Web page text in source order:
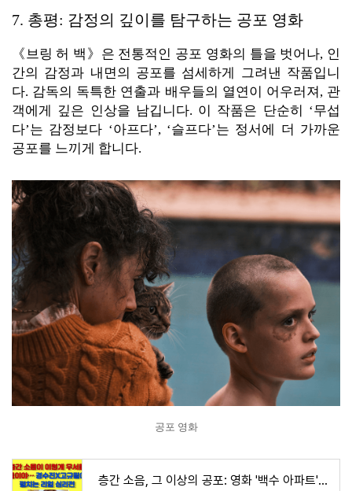
7. 총평: 감정의 깊이를 탐구하는 공포 영화
《브링 허 백》은 전통적인 공포 영화의 틀을 벗어나, 인
간의 감정과 내면의 공포를 섬세하게 그려낸 작품입니
다. 감독의 독특한 연출과 배우들의 열연이 어우러져, 관
객에게 깊은 인상을 남깁니다. 이 작품은 단순히 ‘무섭
다’는 감정보다 ‘아프다’, ‘슬프다’는 정서에 더 가까운
공포를 느끼게 합니다.
공포 영화
층간 소음, 그 이상의 공포: 영화 '백수 아파트' 심리 분석 및 배우 열연 집중 탐구